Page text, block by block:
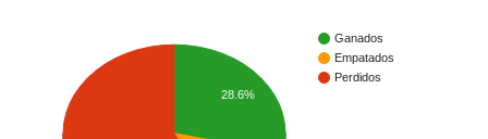
Ganados
Empatados
Perdidos
28.6%